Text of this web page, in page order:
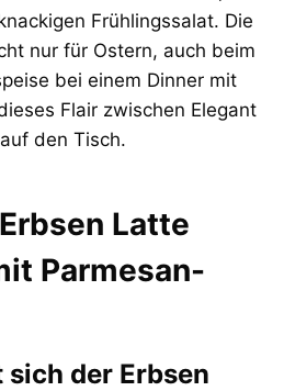
Frühlingssalat. Die
nur für Ostern, auch beim
bei einem Dinner mit
Flair zwischen Elegant
den Tisch.
Latte
Parmesan-
der Erbsen